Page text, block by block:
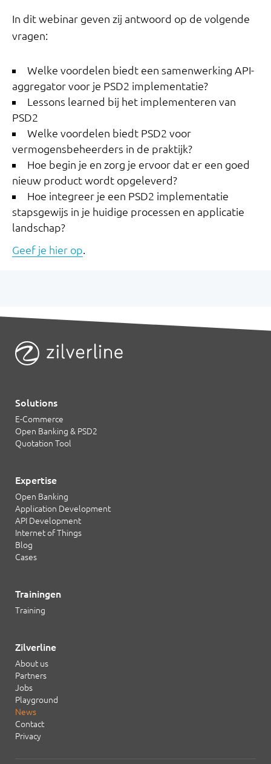
In dit webinar geven zij antwoord op de volgende
vragen:
Welke voordelen biedt een samenwerking API-
aggregator voor je PSD2 implementatie?
Lessons learned bij het implementeren van
PSD2
Welke voordelen biedt PSD2 voor
vermogensbeheerders in de praktijk?
Hoe begin je en zorg je ervoor dat er een goed
nieuw product wordt opgeleverd?
Hoe integreer je een PSD2 implementatie
stapsgewijs in je huidige processen en applicatie
landschap?
Geef je hier op.
Solutions
E-Commerce
Open Banking & PSD2
Quotation Tool
Expertise
Open Banking
Application Development
API Development
Internet of Things
Blog
Cases
Trainingen
Training
Zilverline
About us
Partners
Jobs
Playground
News
Contact
Privacy